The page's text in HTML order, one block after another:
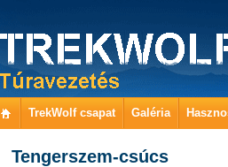
TrekWolf csapat Galéria
Tengerszem-csúcs